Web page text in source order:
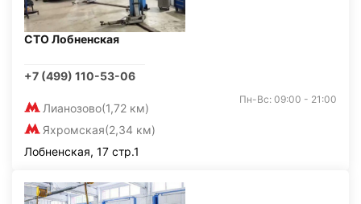
СТО Лобненская
+7 (499) 110-53-06
Лианозово(1,72 км)
Яхромская(2,34 км)
Пн-Вс: 09:00 - 21:00
Лобненская, 17 стр.1